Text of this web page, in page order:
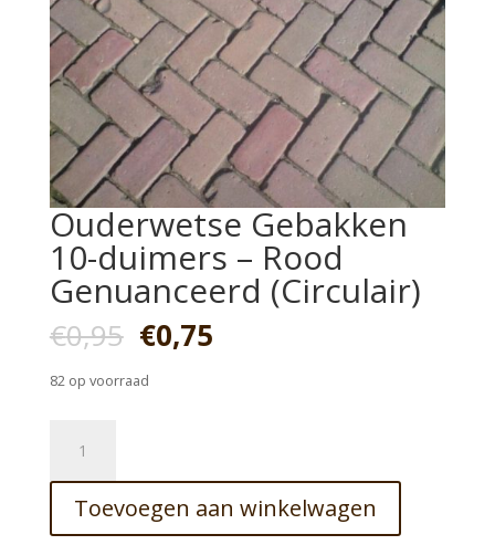
Ouderwetse Gebakken
10-duimers – Rood
Genuanceerd (Circulair)
€0,95 Oorspronkelijke
prijs
was:
€0,75Huidige
82 op voorraad
Gebakken
10-
duimers
–
Toevoegen aan winkelwagen